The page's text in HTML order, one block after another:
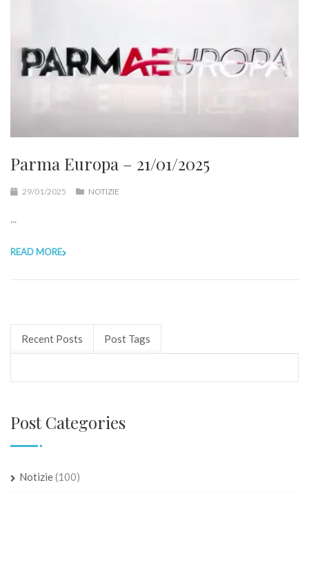
Parma Europa – 21/01/2025
29/01/2025 NOTIZIE
...
READ MORE
Recent Posts Post Tags
Post Categories
Notizie(100)